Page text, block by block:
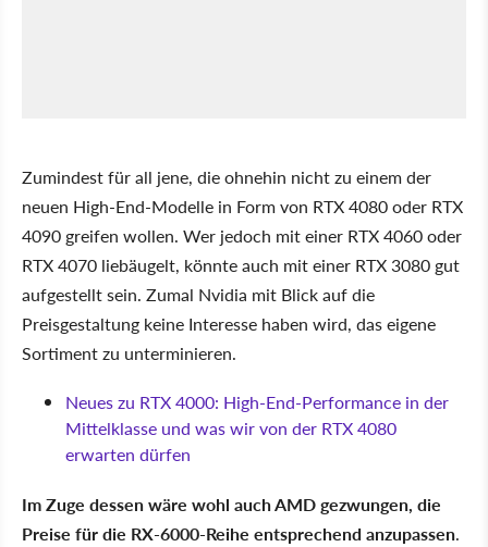
Zumindest für all jene, die ohnehin nicht zu einem der
neuen High-End-Modelle in Form von RTX 4080 oder RTX
4090 greifen wollen. Wer jedoch mit einer RTX 4060 oder
RTX 4070 liebäugelt, könnte auch mit einer RTX 3080 gut
aufgestellt sein. Zumal Nvidia mit Blick auf die
Preisgestaltung keine Interesse haben wird, das eigene
Sortiment zu unterminieren.
Neues zu RTX 4000: High-End-Performance in der
Mittelklasse und was wir von der RTX 4080
erwarten dürfen
Im Zuge dessen wäre wohl auch AMD gezwungen, die
Preise für die RX-6000-Reihe entsprechend anzupassen.